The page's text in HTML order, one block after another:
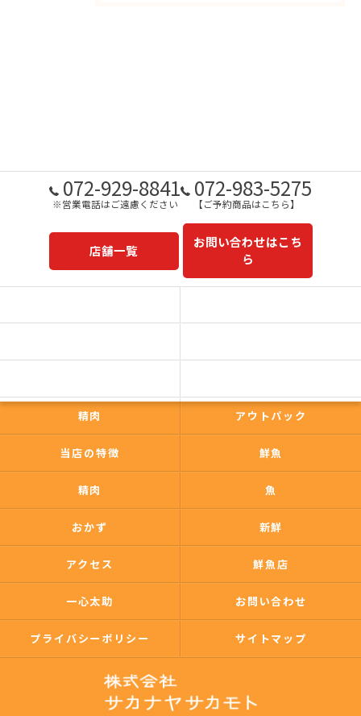
072-929-8841
※営業電話はご遠慮ください
072-983-5275
【ご予約商品はこちら】
店舗一覧
お問い合わせはこち
ら
精肉 アウトパック
当店の特徴 鮮魚
精肉 魚
おかず 新鮮
アクセス 鮮魚店
一心太助 お問い合わせ
プライバシーポリシー サイトマップ